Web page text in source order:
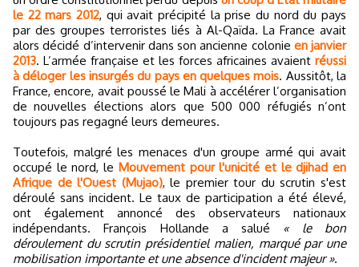
le 22 mars 2012, qui avait précipité la prise du nord du pays
par des groupes terroristes liés à Al-Qaïda. La France avait
alors décidé d’intervenir dans son ancienne colonie en janvier
2013. L’armée française et les forces africaines avaient réussi
à déloger les insurgés du pays en quelques mois. Aussitôt, la
France, encore, avait poussé le Mali à accélérer l’organisation
de nouvelles élections alors que 500 000 réfugiés n’ont
toujours pas regagné leurs demeures.
Toutefois, malgré les menaces d'un groupe armé qui avait
occupé le nord, le Mouvement pour l'unicité et le djihad en
Afrique de l'Ouest (Mujao), le premier tour du scrutin s'est
déroulé sans incident. Le taux de participation a été élevé,
ont également annoncé des observateurs nationaux
indépendants. François Hollande a salué « le bon
déroulement du scrutin présidentiel malien, marqué par une
mobilisation importante et une absence d'incident majeur ».